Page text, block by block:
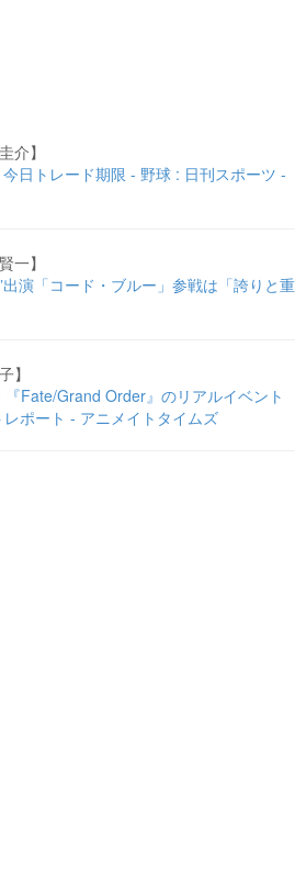
介】
日トレード期限 - 野球 : 日刊スポーツ -
一】
演「コード・ブルー」参戦は「誇りと重
】
Fate/Grand Order』のリアルイベント
ポート - アニメイトタイムズ